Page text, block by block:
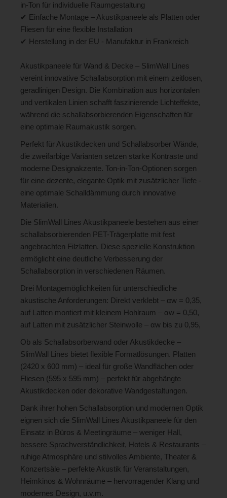
in-Ton für individuelle Raumgestaltung
✔ Einfache Montage – Akustikpaneele als Platten oder
Fliesen für eine flexible Installation
✔ Herstellung in der EU - Manufaktur in Frankreich
Akustikpaneele für Wand & Decke – SlimWall Lines
vereint innovative Schallabsorption mit einem zeitlosen,
geradlinigen Design. Die Kombination aus horizontalen
und vertikalen Linien schafft faszinierende Lichteffekte,
während die schallabsorbierenden Eigenschaften für
eine optimale Raumakustik sorgen.
Perfekt für Akustikdecken und Schallabsorber Wände,
die zweifarbige Varianten setzen starke Kontraste und
moderne Designakzente. Ton-in-Ton-Optionen sorgen
für eine dezente, elegante Optik mit zusätzlicher Tiefe -
eine optimale Schalldämmung durch innovative
Materialien.
Die SlimWall Lines Akustikpaneele bestehen aus einer
schallabsorbierenden PET-Trägerplatte mit fest
angebrachten Filzlatten. Diese spezielle Konstruktion
ermöglicht eine deutliche Verbesserung der
Schallabsorption in verschiedenen Räumen.
Drei Montagemöglichkeiten für unterschiedliche
akustische Anforderungen: Direkt verklebt – αw = 0,35,
auf Latten montiert mit kleinem Hohlraum – αw = 0,50,
auf Latten mit zusätzlicher Steinwolle – αw bis zu 0,95,
Ob als Schallabsorberwand oder Akustikdecke –
SlimWall Lines bietet flexible Formatlösungen. Platten
(2420 x 600 mm) – ideal für große Wandflächen oder
Fliesen (595 x 595 mm) – perfekt für abgehängte
Akustikdecken oder dekorative Wandgestaltungen.
Dank ihrer hohen Schallabsorption und modernen Optik
eignen sich die SlimWall Lines Akustikpaneele für den
Einsatz in Büros & Meetingräume – weniger Hall,
bessere Sprachverständlichkeit, Hotels & Restaurants –
ruhige Atmosphäre und stilvolles Ambiente, Theater &
Konzertsäle – perfekte Akustik für Veranstaltungen,
Heimkinos & Wohnräume – hervorragender Klang und
modernes Design, u.v.m.